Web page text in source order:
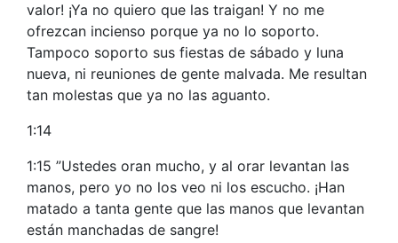
valor! ¡Ya no quiero que las traigan! Y no me
ofrezcan incienso porque ya no lo soporto.
Tampoco soporto sus fiestas de sábado y luna
nueva, ni reuniones de gente malvada. Me resultan
tan molestas que ya no las aguanto.
1:14
1:15 ”Ustedes oran mucho, y al orar levantan las
manos, pero yo no los veo ni los escucho. ¡Han
matado a tanta gente que las manos que levantan
están manchadas de sangre!